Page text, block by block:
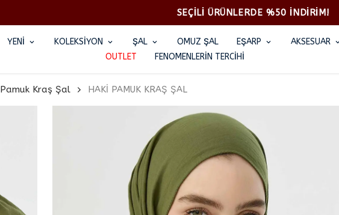
SEÇİLİ ÜRÜNLERDE %50 İNDİRİM!
YENİ KOLEKSİYON ŞAL OMUZ ŞAL EŞARP
AKSESUAR
OUTLET
FENOMENLERİN TERCİHİ
Pamuk Kraş Şal HAKİ PAMUK KRAŞ ŞAL